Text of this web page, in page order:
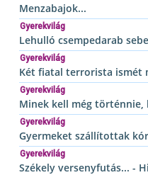
Menzabajok...
Gyerekvilág
Lehulló csempedarab
Gyerekvilág
Két fiatal terrorista ismét
Gyerekvilág
Minek kell még történnie,
Gyerekvilág
Gyermeket szállítottak
Gyerekvilág
Székely versenyfutás... -